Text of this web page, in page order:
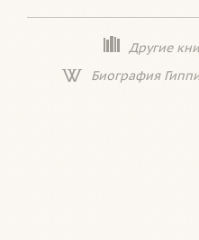
Другие
Биография